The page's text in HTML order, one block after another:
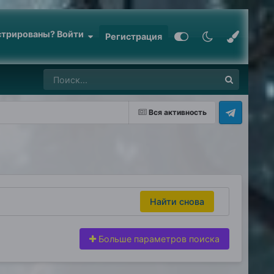
Войти Регистрация
Вся активность
Найти снова
Больше параметров поиска